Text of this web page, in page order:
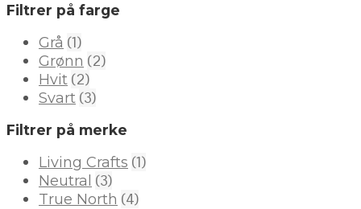
Filtrer på farge
Grå (1)
Grønn (2)
Hvit (2)
Svart (3)
Filtrer på merke
Living Crafts (1)
Neutral (3)
True North (4)